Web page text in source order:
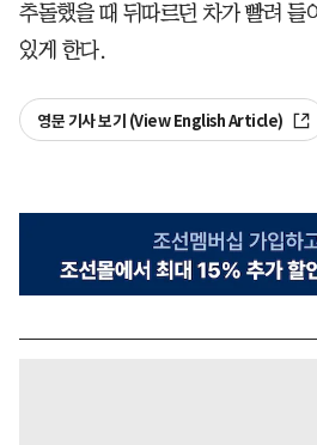
추돌했을 때 뒤따르던 차가 빨려 들
있게 한다.
영문 기사 보기 (View English Article)